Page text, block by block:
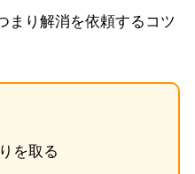
まり解消を依頼するコツ
を取る